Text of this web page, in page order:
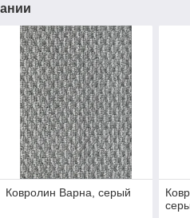
Ковролин Варна, серый